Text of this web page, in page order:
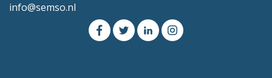
info@semso.nl